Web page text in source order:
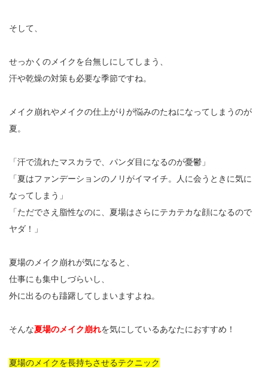
そして、
せっかくのメイクを台無しにしてしまう、
汗や乾燥の対策も必要な季節ですね。
メイク崩れやメイクの仕上がりが悩みのたねになってしまうのが
夏。
「汗で流れたマスカラで、パンダ目になるのが憂鬱」
「夏はファンデーションのノリがイマイチ。人に会うときに気に
なってしまう」
「ただでさえ脂性なのに、夏場はさらにテカテカな顔になるので
ヤダ！」
夏場のメイク崩れが気になると、
仕事にも集中しづらいし、
外に出るのも躊躇してしまいますよね。
そんな夏場のメイク崩れを気にしているあなたにおすすめ！
夏場のメイクを長持ちさせるテクニック